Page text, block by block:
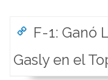
F-1: Ganó
Gasly en el